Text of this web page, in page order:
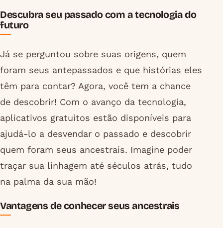
Descubra seu passado com a tecnologia do
futuro
Já se perguntou sobre suas origens, quem
foram seus antepassados e que histórias eles
têm para contar? Agora, você tem a chance
de descobrir! Com o avanço da tecnologia,
aplicativos gratuitos estão disponíveis para
ajudá-lo a desvendar o passado e descobrir
quem foram seus ancestrais. Imagine poder
traçar sua linhagem até séculos atrás, tudo
na palma da sua mão!
Vantagens de conhecer seus ancestrais